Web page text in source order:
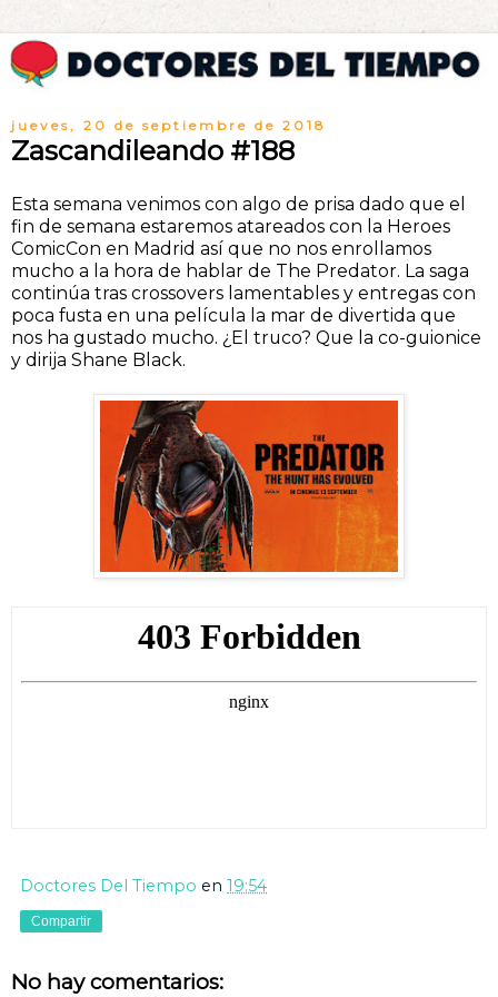
jueves, 20 de septiembre de 2018
Zascandileando #188
Esta semana venimos con algo de prisa dado que el
fin de semana estaremos atareados con la Heroes
ComicCon en Madrid así que no nos enrollamos
mucho a la hora de hablar de The Predator. La saga
continúa tras crossovers lamentables y entregas con
poca fusta en una película la mar de divertida que
nos ha gustado mucho. ¿El truco? Que la co-guionice
y dirija Shane Black.
Doctores Del Tiempo en 19:54
Compartir
No hay comentarios: